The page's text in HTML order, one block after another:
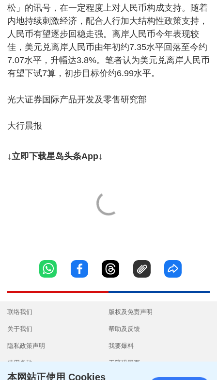
松」的讯号，在一定程度上对人民币构成支持。随着
内地持续刺激经济，配合人行加大结构性政策支持，
人民币有望逐步回稳走强。离岸人民币今年表现较
佳，美元兑离岸人民币由年初约7.35水平回落至今约
7.07水平，升幅达3.8%。笔者认为美元兑离岸人民币
有望下试7算，初步目标价约6.99水平。
光大证券国际产品开发及零售研究部
大行晨报
↓立即下载星岛头条App↓
联络我们
关于我们
隐私政策声明
使用条款
版权及免责声明
帮助及反馈
我要爆料
无障碍网页
本网站正使用 Cookies